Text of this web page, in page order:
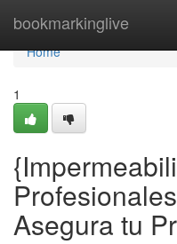
bookmarkinglive
Home
Home
1
Asegura tu